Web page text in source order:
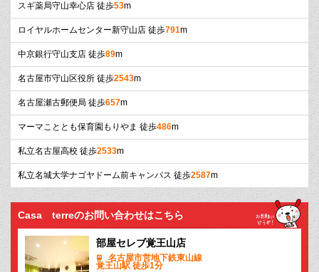
スギ薬局守山幸心店 徒歩53m
ロイヤルホームセンター新守山店 徒歩791m
中京銀行守山支店 徒歩89m
名古屋市守山区役所 徒歩2543m
名古屋瀬古郵便局 徒歩657m
マーマこととも保育園もりやま 徒歩486m
私立名古屋高校 徒歩2533m
私立名城大学ナゴヤドーム前キャンパス 徒歩2587m
Casa terreのお問い合わせはこちら
部屋セレブ覚王山店
名古屋市営地下鉄東山線
覚王山駅 徒歩1分